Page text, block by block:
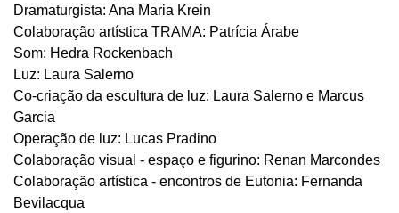
Dramaturgista: Ana Maria Krein
Colaboração artística TRAMA: Patrícia Árabe
Som: Hedra Rockenbach
Luz: Laura Salerno
Co-criação da escultura de luz: Laura Salerno e Marcus
Garcia
Operação de luz: Lucas Pradino
Colaboração visual - espaço e figurino: Renan Marcondes
Colaboração artística - encontros de Eutonia: Fernanda
Bevilacqua